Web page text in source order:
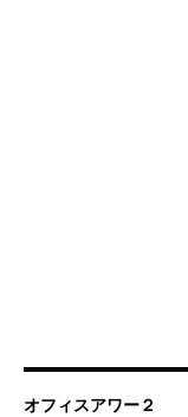
オフィスアワー２